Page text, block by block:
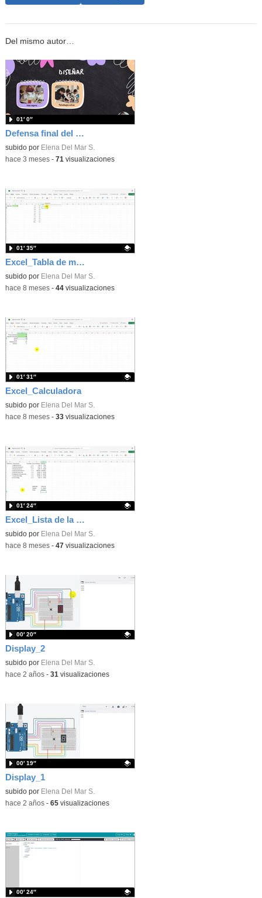
Del mismo autor…
Defensa final del portafolio
subido por Elena Del Mar S.
01′ 0″
-hace 3 meses- 71 visualizaciones
Excel_Tabla de multiplicar
Contenido educativo.
subido por Elena Del Mar S.
01′ 35″
-hace 8 meses- 44visualizaciones
Excel_Calculadora
Contenido educativo.
subido por Elena Del Mar S.
01′ 31″
-hace 8 meses- 33visualizaciones
Excel_Lista de la compra
Contenido educativo.
subido por Elena Del Mar S.
01′ 24″
-hace 8 meses- 47visualizaciones
Display_2
Contenido educativo.
subido por Elena Del Mar S.
00′ 20″
-hace 2 años- 31 visualizaciones
Display_1
Contenido educativo.
subido por Elena Del Mar S.
00′ 19″
-hace 2 años- 65visualizaciones
00′ 24″